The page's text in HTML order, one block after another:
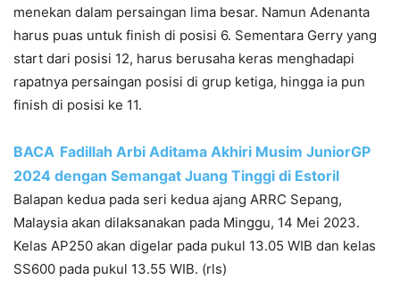
menekan dalam persaingan lima besar. Namun Adenanta
harus puas untuk finish di posisi 6. Sementara Gerry yang
start dari posisi 12, harus berusaha keras menghadapi
rapatnya persaingan posisi di grup ketiga, hingga ia pun
finish di posisi ke 11.
BACA Fadillah Arbi Aditama Akhiri Musim JuniorGP
2024 dengan Semangat Juang Tinggi di Estoril
Balapan kedua pada seri kedua ajang ARRC Sepang,
Malaysia akan dilaksanakan pada Minggu, 14 Mei 2023.
Kelas AP250 akan digelar pada pukul 13.05 WIB dan kelas
SS600 pada pukul 13.55 WIB. (rls)